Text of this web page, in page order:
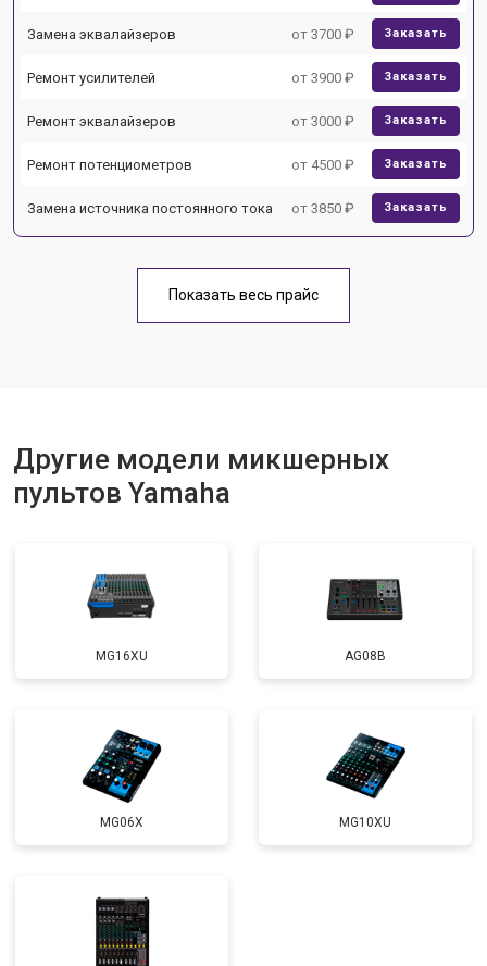
Замена эквалайзеров от 3700 ₽ Заказать
Ремонт усилителей от 3900 ₽ Заказать
Ремонт эквалайзеров от 3000 ₽ Заказать
Ремонт потенциометров от 4500 ₽ Заказать
Замена источника постоянного тока от 3850 ₽ Заказать
Показать весь прайс
Другие модели микшерных
пультов Yamaha
MG16XU AG08B
MG06X MG10XU